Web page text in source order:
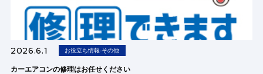
2026.6.1 お役立ち情報-その他
カーエアコンの修理はお任せください